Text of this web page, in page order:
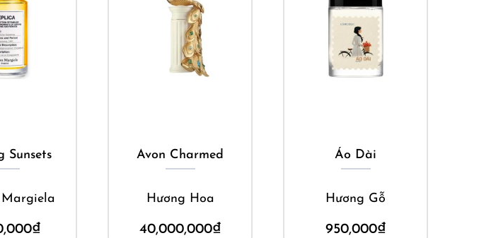
Sunsets
Margiela
₫
Avon Charmed
Hương Hoa
40,000,000₫
Áo Dài
Hương Gỗ
950,000₫